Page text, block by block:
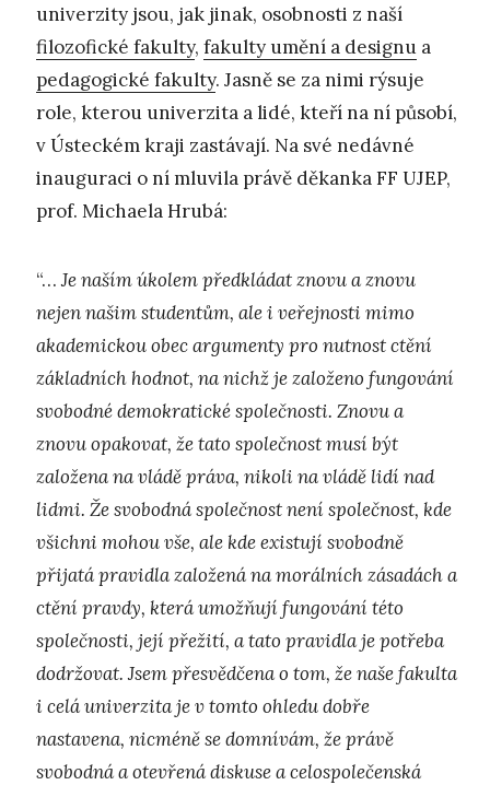
univerzity jsou, jak jinak, osobnosti z naší
filozofické fakulty, fakulty umění a designu a
pedagogické fakulty. Jasně se za nimi rýsuje
role, kterou univerzita a lidé, kteří na ní působí,
v Ústeckém kraji zastávají. Na své nedávné
inauguraci o ní mluvila právě děkanka FF UJEP,
prof. Michaela Hrubá:
“…Je naším úkolem předkládat znovu a znovu
nejen našim studentům, ale i veřejnosti mimo
akademickou obec argumenty pro nutnost ctění
základních hodnot, na nichž je založeno fungování
svobodné demokratické společnosti. Znovu a
znovu opakovat, že tato společnost musí být
založena na vládě práva, nikoli na vládě lidí nad
lidmi. Že svobodná společnost není společnost, kde
všichni mohou vše, ale kde existují svobodně
přijatá pravidla založená na morálních zásadách a
ctění pravdy, která umožňují fungování této
společnosti, její přežití, a tato pravidla je potřeba
dodržovat. Jsem přesvědčena o tom, že naše fakulta
i celá univerzita je v tomto ohledu dobře
nastavena, nicméně se domnívám, že právě
svobodná a otevřená diskuse a celospolečenská